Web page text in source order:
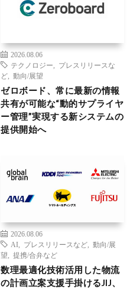
2026.08.06
テクノロジー
プレスリリースな
ど
動向/展望
ゼロボード、常に最新の情報
共有が可能な“動的サプライヤ
ー管理”実現する新システムの
提供開始へ
2026.08.06
AI
プレスリリースなど
動向/展
望
提携/合弁など
数理最適化技術活用した物流
の計画立案支援手掛けるJIJ、